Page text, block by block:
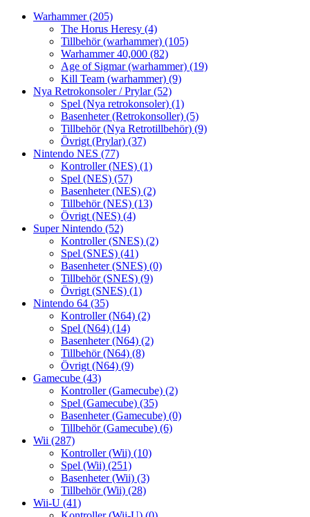
Warhammer(205)
The Horus Heresy (4)
Tillbehör (warhammer) (105)
Warhammer 40,000 (82)
Age of Sigmar (warhammer) (19)
Kill Team (warhammer) (9)
Nya Retrokonsoler / Prylar(52)
Spel (Nya retrokonsoler) (1)
Basenheter (Retrokonsoller) (5)
Tillbehör (Nya Retrotillbehör) (9)
Övrigt (Prylar) (37)
Nintendo NES (77)
Kontroller (NES) (1)
Spel (NES) (57)
Basenheter (NES) (2)
Tillbehör (NES) (13)
Övrigt (NES) (4)
Super Nintendo (52)
Kontroller (SNES) (2)
Spel (SNES) (41)
Basenheter (SNES) (0)
Tillbehör (SNES) (9)
Övrigt (SNES) (1)
Nintendo 64 (35)
Kontroller (N64) (2)
Spel (N64) (14)
Basenheter (N64) (2)
Tillbehör (N64) (8)
Övrigt (N64) (9)
Gamecube (43)
Kontroller (Gamecube) (2)
Spel (Gamecube) (35)
Basenheter (Gamecube) (0)
Tillbehör (Gamecube) (6)
Wii (287)
Kontroller (Wii) (10)
Spel (Wii) (251)
Basenheter (Wii) (3)
Tillbehör (Wii) (28)
Wii-U (41)